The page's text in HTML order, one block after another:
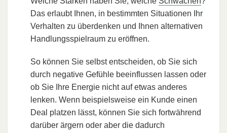
Das erlaubt Ihnen, in bestimmten Situationen Ihr
Verhalten zu überdenken und Ihnen alternativen
Handlungsspielraum zu eröffnen.
So können Sie selbst entscheiden, ob Sie sich
durch negative Gefühle beeinflussen lassen oder
ob Sie Ihre Energie nicht auf etwas anderes
lenken. Wenn beispielsweise ein Kunde einen
Deal platzen lässt, können Sie sich fortwährend
darüber ärgern oder aber die dadurch